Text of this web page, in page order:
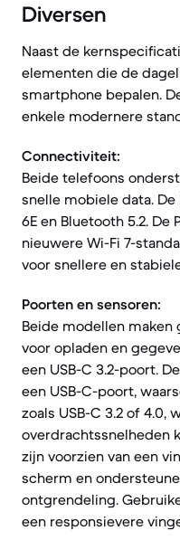
Diversen
Naast de
elementen die de
smartphone bepalen.
enkele modernere
Connectiviteit:
Beide telefoons
snelle mobiele data.
6E en Bluetooth 5.2.
nieuwere Wi-Fi 7-
voor snellere en
Poorten en sensoren:
Beide modellen maken
voor opladen en
een USB-C 3.2-poort.
een USB-C-poort,
zoals USB-C 3.2 of 4.0,
overdrachtssnelheden
zijn voorzien van een
scherm en
ontgrendeling.
een responsievere